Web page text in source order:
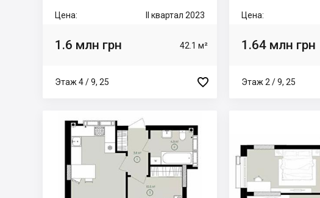
Цена: II квартал 2023
1.6 млн грн 42.1 м²
Этаж 4 / 9, 25 
Цена:
1.64 млн грн
Этаж 2 / 9, 25